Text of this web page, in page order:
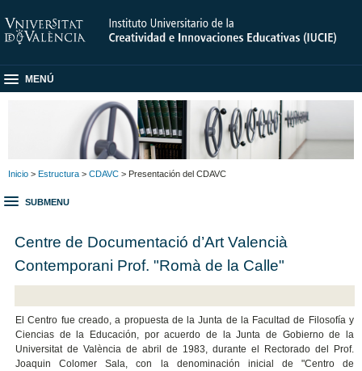
MENÚ
Inicio > Estructura > CDAVC > Presentación del CDAVC
SUBMENU
Centre de Documentació d’Art Valencià
Contemporani Prof. "Romà de la Calle"
El Centro fue creado, a propuesta de la Junta de la Facultad de Filosofía y
Ciencias de la Educación, por acuerdo de la Junta de Gobierno de la
Universitat de València de abril de 1983, durante el Rectorado del Prof.
Joaquin Colomer Sala, con la denominación inicial de "Centro de